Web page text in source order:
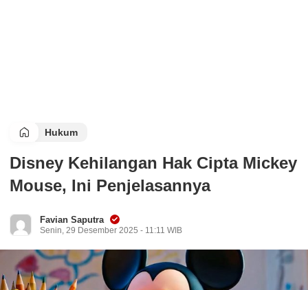
Hukum
Disney Kehilangan Hak Cipta Mickey
Mouse, Ini Penjelasannya
Favian Saputra
Senin, 29 Desember 2025 - 11:11 WIB